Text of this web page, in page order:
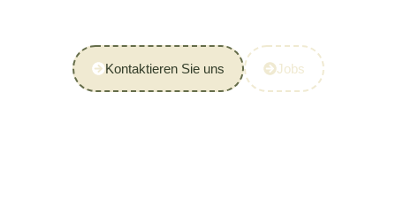
Kontaktieren Sie uns Jobs